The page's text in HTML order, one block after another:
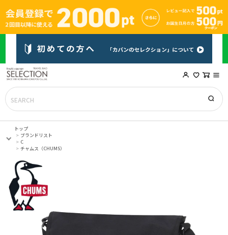
トップ
ブランドリスト
C
チャムス（CHUMS）